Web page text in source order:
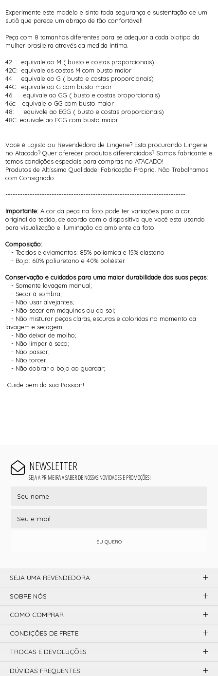
Experimente este modelo e sinta toda segurança e sustentação de um
sutiã que parece um abraço de tão confortável!
Peça com 8 tamanhos diferentes para se adequar a cada biotipo da
mulher brasileira através da medida Intima.
42: equivale ao M ( busto e costas proporcionais)
42C: equivale as costas M com busto maior
44: equivale ao G ( busto e costas proporcionais)
44C: equivale ao G com busto maior
46: equivale ao GG ( busto e costas proporcionais)
46c: equivale o GG com busto maior
48: equivale ao EGG ( busto e costas proporcionais)
48C: equivale ao EGG com busto maior
Você é Lojista ou Revendedora de Lingerie? Esta procurando Lingerie
no Atacado? Quer oferecer produtos diferenciados? Somos fabricante e
temos condições especiais para compras no ATACADO!
Produtos de Altíssima Qualidade! Fabricação Própria. Não Trabalhamos
com Consignado
--------------------------------------------------------------------------
Importante: A cor da peça na foto pode ter variações para a cor
original do tecido, de acordo com o dispositivo que você esta usando
para visualização e iluminação do ambiente da foto.
Composição:
- Tecidos e aviamentos: 85% poliamida e 15% elastano
- Bojo: 60% poliuretano e 40% poliéster
Conservação e cuidados para uma maior durabilidade das suas peças:
- Somente lavagem manual;
- Secar à sombra;
- Não usar alvejantes;
- Não secar em máquinas ou ao sol;
- Não misturar peças claras, escuras e coloridas no momento da
lavagem e secagem;
- Não deixar de molho;
- Não limpar à seco;
- Não passar;
- Não torcer;
- Não dobrar o bojo ao guardar;
Cuide bem da sua Passion!
NEWSLETTER
SEJA A PRIMEIRA A SABER DE NOSSAS NOVIDADES E PROMOÇÕES!
EU QUERO
SEJA UMA REVENDEDORA
SOBRE NÓS
COMO COMPRAR
CONDIÇÕES DE FRETE
TROCAS E DEVOLUÇÕES
DÚVIDAS FREQUENTES